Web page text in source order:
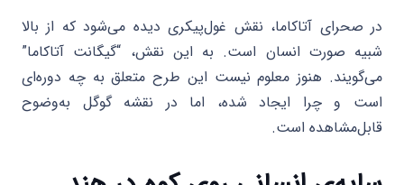
در صحرای آتاکاما، نقش غول‌پیکری دیده می‌شود که از بالا
شبیه صورت انسان است. به این نقش، “گیگانت آتاکاما”
می‌گویند. هنوز معلوم نیست این طرح متعلق به چه دوره‌ای
است و چرا ایجاد شده، اما در نقشه گوگل به‌وضوح
قابل‌مشاهده است.